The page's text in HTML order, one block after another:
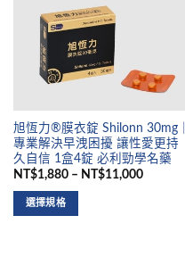
旭恆力®膜衣錠 Shilonn 30mg｜
專業解決早洩困擾 讓性愛更持
久自信 1盒4錠 必利勁學名藥
NT$1,880 – NT$11,000
選擇規格